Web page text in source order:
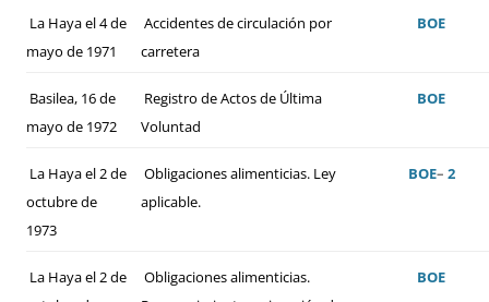
La Haya el 4 de
mayo de 1971
Accidentes de circulación por
carretera
BOE
Basilea, 16 de
mayo de 1972
Registro de Actos de Última
Voluntad
BOE
La Haya el 2 de
octubre de
1973
Obligaciones alimenticias. Ley
aplicable.
BOE– 2
La Haya el 2 de
Obligaciones alimenticias.
BOE